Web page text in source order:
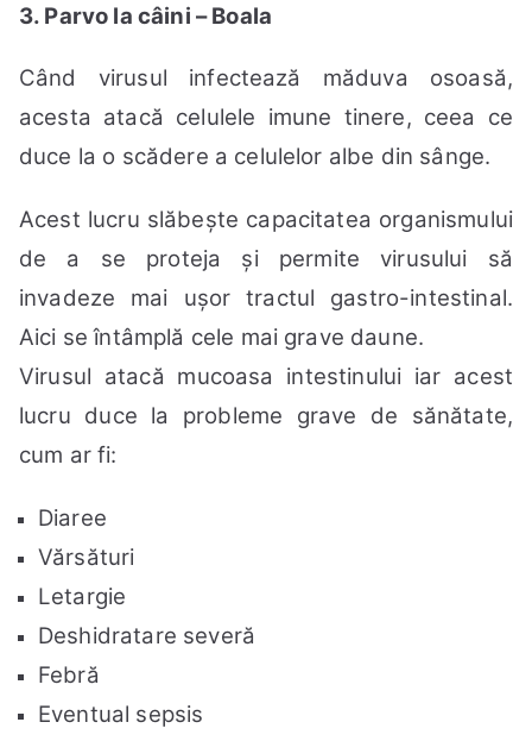
3. Parvo la câini – Boala
Când virusul infectează măduva osoasă,
acesta atacă celulele imune tinere, ceea ce
duce la o scădere a celulelor albe din sânge.
Acest lucru slăbește capacitatea organismului
de a se proteja și permite virusului să
invadeze mai ușor tractul gastro-intestinal.
Aici se întâmplă cele mai grave daune.
Virusul atacă mucoasa intestinului iar acest
lucru duce la probleme grave de sănătate,
cum ar fi:
Diaree
Vărsături
Letargie
Deshidratare severă
Febră
Eventual sepsis